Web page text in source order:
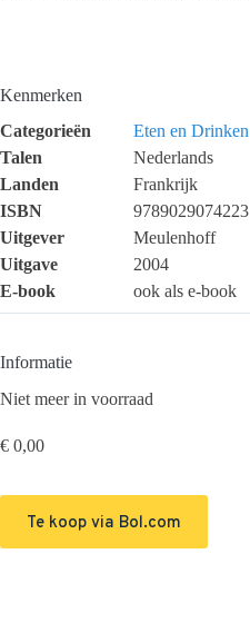
Kenmerken
Categorieën
Eten en Drinken
Talen
Nederlands
Landen
Frankrijk
ISBN
9789029074223
Uitgever
Meulenhoff
Uitgave
2004
E-book
ook als e-book
Informatie
Niet meer in voorraad
€ 0,00
Te koop via Bol.com